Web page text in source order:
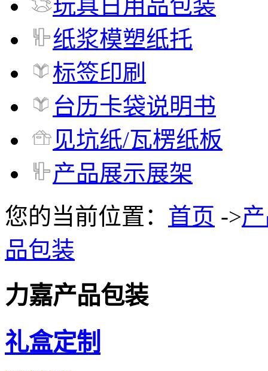
玩具日用品包装
纸浆模塑纸托
标签印刷
台历卡袋说明书
见坑纸/瓦楞纸板
产品展示展架
您的当前位置： 首页 ->
品包装
力嘉产品包装
礼盒定制